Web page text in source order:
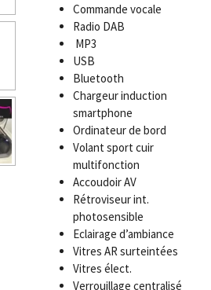
Commande vocale
Radio DAB
MP3
USB
Bluetooth
Chargeur induction
smartphone
Ordinateur de bord
Volant sport cuir
multifonction
Accoudoir AV
Rétroviseur int.
photosensible
Eclairage d’ambiance
Vitres AR surteintées
Vitres élect.
Verrouillage centralisé